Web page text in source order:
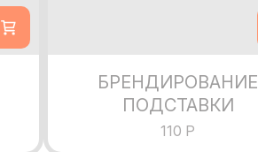
БРЕНДИРОВАНИЕ
ПОДСТАВКИ
110 Р